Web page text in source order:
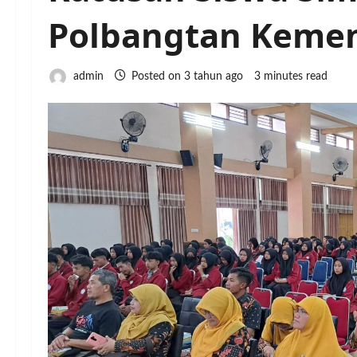
Polbangtan
admin Posted on 3 tahun ago 3 minutes read